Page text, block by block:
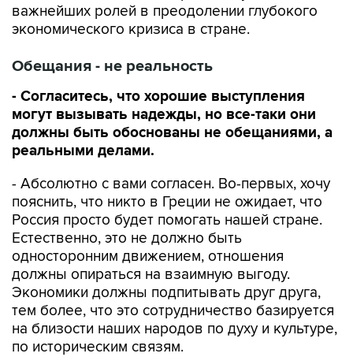
важнейших ролей в преодолении глубокого
экономического кризиса в стране.
Обещания - не реальность
- Согласитесь, что хорошие выступления
могут вызывать надежды, но все-таки они
должны быть обоснованы не обещаниями, а
реальными делами.
- Абсолютно с вами согласен. Во-первых, хочу
пояснить, что никто в Греции не ожидает, что
Россия просто будет помогать нашей стране.
Естественно, это не должно быть
односторонним движением, отношения
должны опираться на взаимную выгоду.
Экономики должны подпитывать друг друга,
тем более, что это сотрудничество базируется
на близости наших народов по духу и культуре,
по историческим связям.